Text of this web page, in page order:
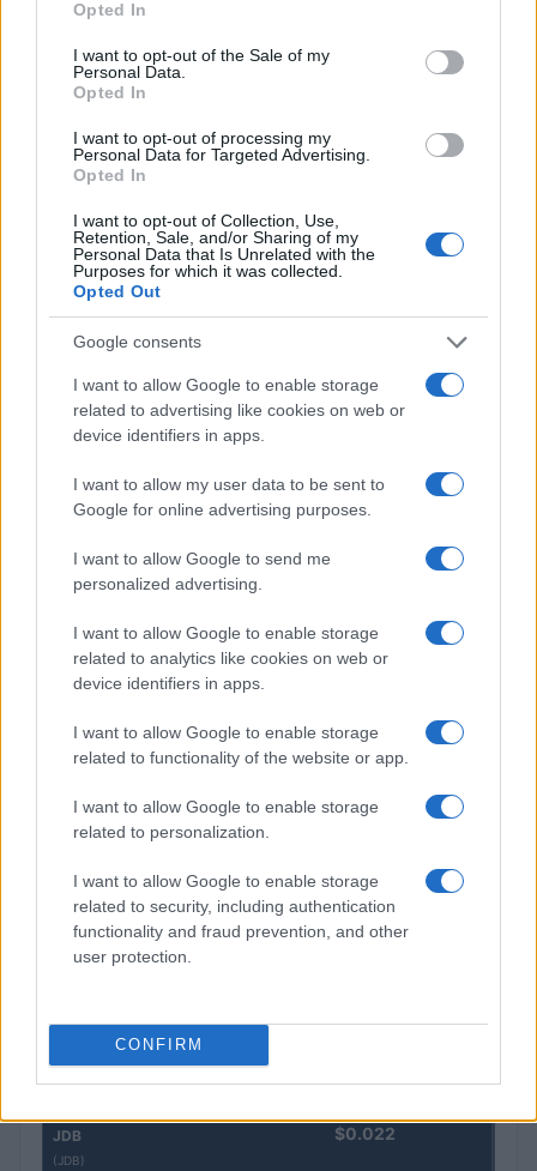
use your data for below specified purposes in below Google
consent section.
Opted In
I want to opt-out of the Sale of my
Personal Data.
Opted In
I want to opt-out of processing my
Personal Data for Targeted Advertising.
Opted In
I want to opt-out of Collection, Use,
Retention, Sale, and/or Sharing of my
Personal Data that Is Unrelated with the
Purposes for which it was collected.
Opted Out
Google consents
I want to allow Google to enable storage
related to advertising like cookies on web or
device identifiers in apps.
I want to allow my user data to be sent to
Google for online advertising purposes.
I want to allow Google to send me
personalized advertising.
I want to allow Google to enable storage
related to analytics like cookies on web or
device identifiers in apps.
I want to allow Google to enable storage
related to functionality of the website or app.
I want to allow Google to enable storage
related to personalization.
I want to allow Google to enable storage
related to security, including authentication
functionality and fraud prevention, and other
user protection.
CONFIRM
Project bond negli stadi: metodo di due diligence completo
Edoardo Vitali · 6 Ago 2026
QUOTAZIONI CRYPTO
Nome
Eureka Bridged PAX
(PAXG)
$4,187.30
Kinza Babylon Staked
BTC
(KBTC)
$83,270.00
Steakhouse EURCV
Morpho Vault
$100,000,000,000,000.00
(EPOCH)
Stride Staked Injective $16.49
Vested XOR
(VXOR)
JDB
(JDB)
$0.022